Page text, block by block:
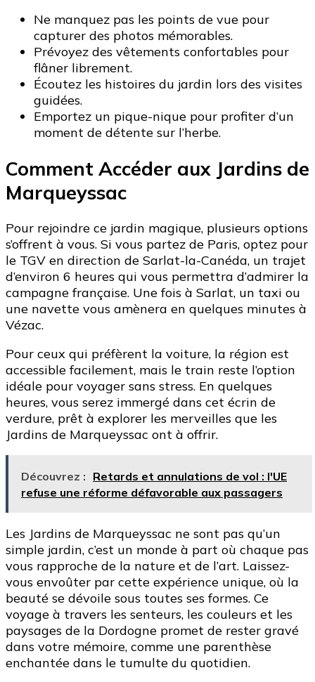
Ne manquez pas les points de vue pour
capturer des photos mémorables.
Prévoyez des vêtements confortables pour
flâner librement.
Écoutez les histoires du jardin lors des visites
guidées.
Emportez un pique-nique pour profiter d’un
moment de détente sur l’herbe.
Comment Accéder aux Jardins de
Marqueyssac
Pour rejoindre ce jardin magique, plusieurs options
s’offrent à vous. Si vous partez de Paris, optez pour
le TGV en direction de Sarlat-la-Canéda, un trajet
d’environ 6 heures qui vous permettra d’admirer la
campagne française. Une fois à Sarlat, un taxi ou
une navette vous amènera en quelques minutes à
Vézac.
Pour ceux qui préfèrent la voiture, la région est
accessible facilement, mais le train reste l’option
idéale pour voyager sans stress. En quelques
heures, vous serez immergé dans cet écrin de
verdure, prêt à explorer les merveilles que les
Jardins de Marqueyssac ont à offrir.
Découvrez : Retards et annulations de vol : l'UE
refuse une réforme défavorable aux passagers
Les Jardins de Marqueyssac ne sont pas qu’un
simple jardin, c’est un monde à part où chaque pas
vous rapproche de la nature et de l’art. Laissez-
vous envoûter par cette expérience unique, où la
beauté se dévoile sous toutes ses formes. Ce
voyage à travers les senteurs, les couleurs et les
paysages de la Dordogne promet de rester gravé
dans votre mémoire, comme une parenthèse
enchantée dans le tumulte du quotidien.